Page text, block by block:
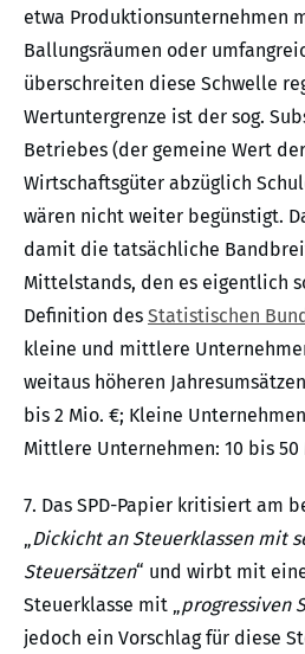
etwa Produktionsunternehmen
Ballungsräumen oder
überschreiten diese Schwelle
Wertuntergrenze ist der sog.
Betriebes (der gemeine Wert
Wirtschaftsgüter abzüglich
wären nicht weiter begünstigt.
damit die tatsächliche
Mittelstands, den es eigentlich
Definition des Statistischen
kleine und mittlere
weitaus höheren
bis 2 Mio. €; Kleine
Mittlere Unternehmen: 10 bis 50
7. Das SPD-Papier kritisiert am
„Dickicht an Steuerklassen mit
Steuersätzen“ und wirbt mit
Steuerklasse mit „progressiven
jedoch ein Vorschlag für diese